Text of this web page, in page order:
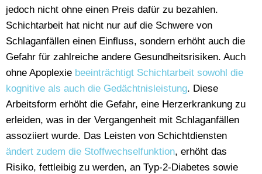
jedoch nicht ohne einen Preis dafür zu bezahlen.
Schichtarbeit hat nicht nur auf die Schwere von
Schlaganfällen einen Einfluss, sondern erhöht auch die
Gefahr für zahlreiche andere Gesundheitsrisiken. Auch
ohne Apoplexie beeinträchtigt Schichtarbeit sowohl die
kognitive als auch die Gedächtnisleistung. Diese
Arbeitsform erhöht die Gefahr, eine Herzerkrankung zu
erleiden, was in der Vergangenheit mit Schlaganfällen
assoziiert wurde. Das Leisten von Schichtdiensten
ändert zudem die Stoffwechselfunktion, erhöht das
Risiko, fettleibig zu werden, an Typ-2-Diabetes sowie